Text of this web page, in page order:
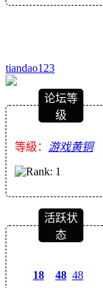
tiandao123
论坛等
级
等級： 游戏黄铜
活跃状
态
18 48 48